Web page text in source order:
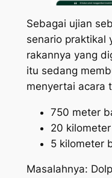
Sebagai ujian
senario praktikal
rakannya yang
itu sedang
menyertai acara
750 meter
20
5 kilometer
Masalahnya: